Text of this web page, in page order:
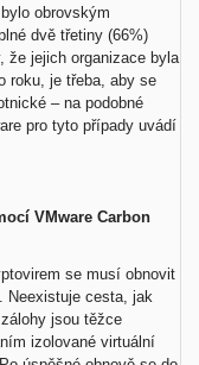
obrovským
dvě třetiny (66%)
že jejich organizace byla
roku, je třeba, aby se
– na podobné
pro tyto případy uvádí
VMware Carbon
se musí obnovit
Neexistuje cesta, jak
jsou těžce
izolované virtuální